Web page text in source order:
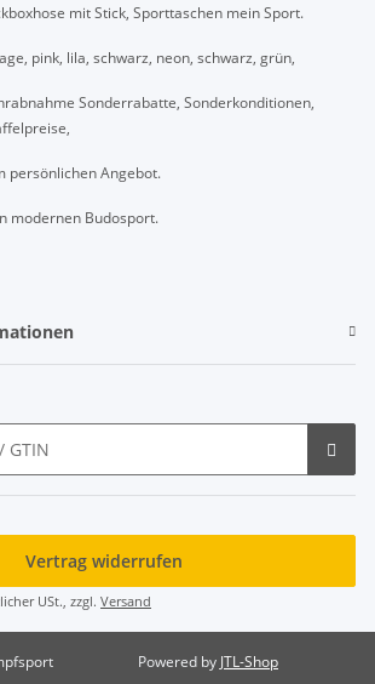
mit Stick, Sporttaschen mein Sport.
pink, lila, schwarz, neon, schwarz, grün,
Sonderrabatte, Sonderkonditionen,
persönlichen Angebot.
modernen Budosport.
Vertrag widerrufen
USt., zzgl. Versand
Powered by JTL-Shop